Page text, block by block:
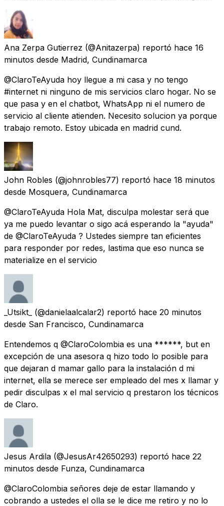
Ana Zerpa Gutierrez (@Anitazerpa) reportó hace 16
minutos desde Madrid, Cundinamarca
@ClaroTeAyuda hoy llegue a mi casa y no tengo
#internet ni ninguno de mis servicios claro hogar. No se
que pasa y en el chatbot, WhatsApp ni el numero de
servicio al cliente atienden. Necesito solucion ya porque
trabajo remoto. Estoy ubicada en madrid cund.
John Robles (@johnrobles77) reportó hace 18 minutos
desde Mosquera, Cundinamarca
@ClaroTeAyuda Hola Mat, disculpa molestar será que
ya me puedo levantar o sigo acá esperando la "ayuda"
de @ClaroTeAyuda ? Ustedes siempre tan eficientes
para responder por redes, lastima que eso nunca se
materialize en el servicio
_Utsikt_ (@danielaalcalar2) reportó hace 20 minutos
desde San Francisco, Cundinamarca
Entendemos q @ClaroColombia es una ******, but en
excepción de una asesora q hizo todo lo posible para
que dejaran d mamar gallo para la instalación d mi
internet, ella se merece ser empleado del mes x llamar y
pedir disculpas x el mal servicio q prestaron los técnicos
de Claro.
Jesus Ardila (@JesusAr42650293) reportó hace 22
minutos desde Funza, Cundinamarca
@ClaroColombia señores deje de estar llamando y
cobrando a ustedes el olla se le dice me retiro y no lo